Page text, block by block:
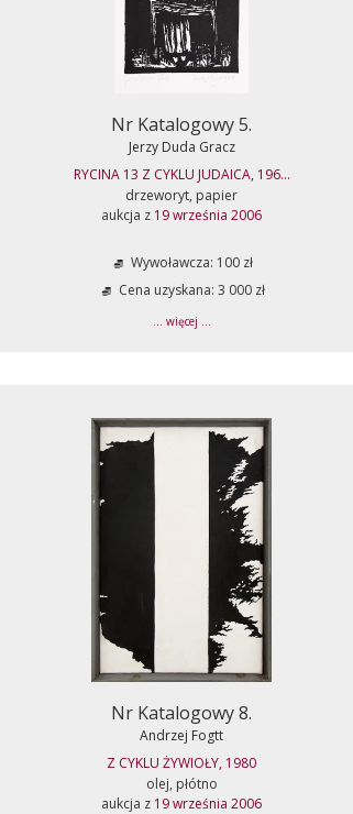
Nr Katalogowy 5.
Jerzy Duda Gracz
RYCINA 13 Z CYKLU JUDAICA, 196...
drzeworyt, papier
aukcja z 19 września 2006
Wywoławcza: 100 zł
Cena uzyskana: 3 000 zł
... więcej ...
Nr Katalogowy 8.
Andrzej Fogtt
Z CYKLU ŻYWIOŁY, 1980
olej, płótno
aukcja z 19 września 2006